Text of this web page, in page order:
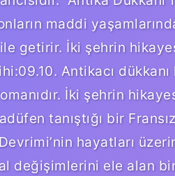
maddi
getirir. İki şehrin
Antikacı
İki şehrin
tanıştığı bir
hayatları
değişimlerini ele alan